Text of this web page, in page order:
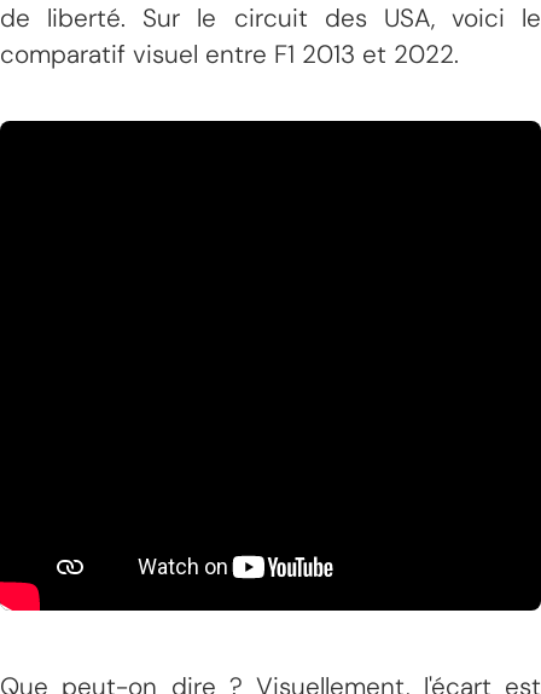
de liberté. Sur le circuit des USA, voici le
comparatif visuel entre F1 2013 et 2022.
Que peut-on dire ? Visuellement, l'écart est